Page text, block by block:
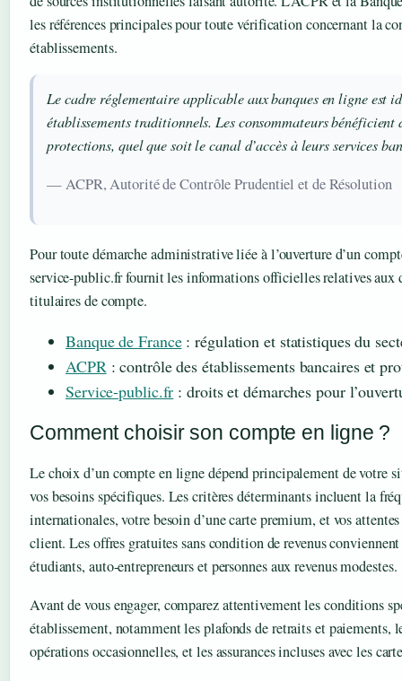
les références principales pour toute vérification concernant la
établissements.
Le cadre réglementaire applicable aux banques en ligne est
établissements traditionnels. Les consommateurs bénéficient
protections, quel que soit le canal d’accès à leurs services
— ACPR, Autorité de Contrôle Prudentiel et de Résolution
Pour toute démarche administrative liée à l’ouverture d’un
service-public.fr fournit les informations officielles relatives aux
titulaires de compte.
Banque de France: régulation et statistiques du
ACPR : contrôle des établissements bancaires et
Service-public.fr : droits et démarches pour
Comment choisir son compte en ligne ?
Le choix d’un compte en ligne dépend principalement de votre
vos besoins spécifiques. Les critères déterminants incluent la
internationales, votre besoin d’une carte premium, et vos
client. Les offres gratuites sans condition de revenus
étudiants, auto-entrepreneurs et personnes aux revenus modestes.
Avant de vous engager, comparez attentivement les conditions
établissement, notamment les plafonds de retraits et paiements,
opérations occasionnelles, et les assurances incluses avec les